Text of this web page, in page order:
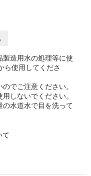
製造用水の処理等に使
ら使用してくださ
でご注意ください。
しないでください。
の水道水で目を洗って
て